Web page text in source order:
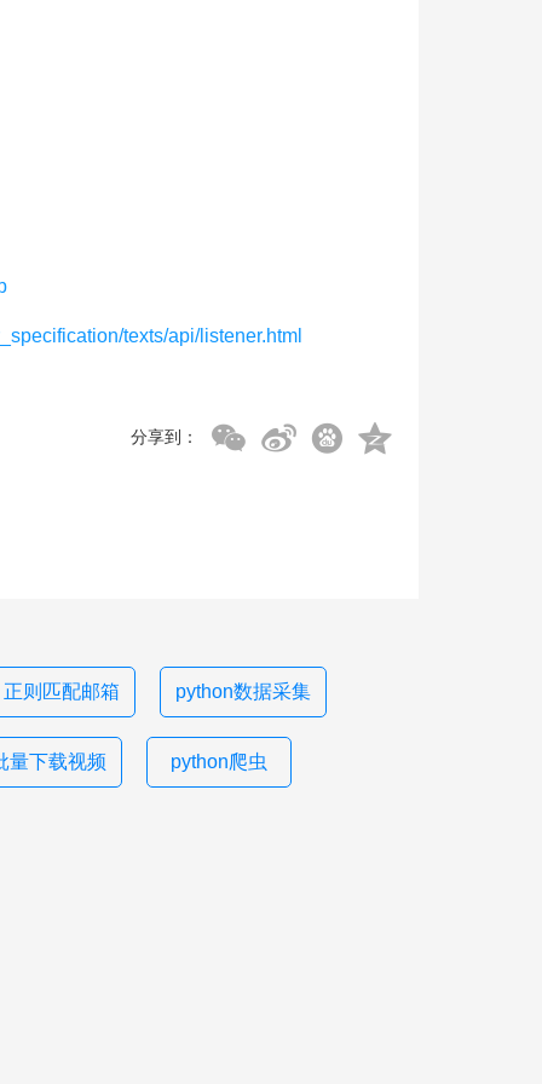
texts/api/listener.html
分享到：
正则匹配邮箱 python数据采集
量下载视频 python爬虫